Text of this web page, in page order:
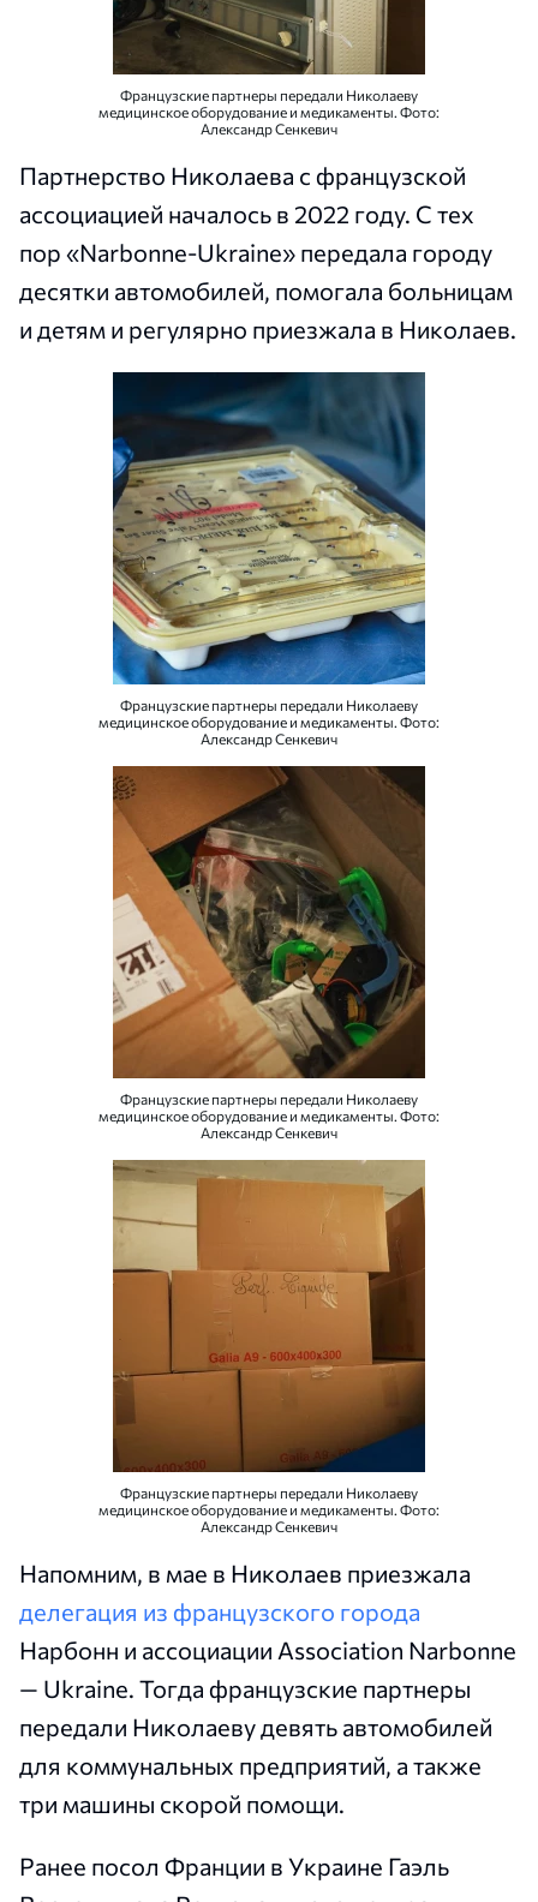
Французские партнеры передали Николаеву
медицинское оборудование и медикаменты. Фото:
Александр Сенкевич
Партнерство Николаева с французской
ассоциацией началось в 2022 году. С тех
пор «Narbonne-Ukraine» передала городу
десятки автомобилей, помогала больницам
и детям и регулярно приезжала в Николаев.
Французские партнеры передали Николаеву
медицинское оборудование и медикаменты. Фото:
Александр Сенкевич
Французские партнеры передали Николаеву
медицинское оборудование и медикаменты. Фото:
Александр Сенкевич
Французские партнеры передали Николаеву
медицинское оборудование и медикаменты. Фото:
Александр Сенкевич
Напомним, в мае в Николаев приезжала
делегация из французского города
Нарбонн и ассоциации Association Narbonne
— Ukraine. Тогда французские партнеры
передали Николаеву девять автомобилей
для коммунальных предприятий, а также
три машины скорой помощи.
Ранее посол Франции в Украине Гаэль